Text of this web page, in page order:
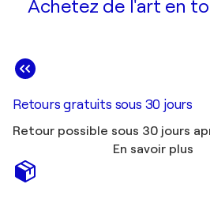
Achetez de l'art en
Retours gratuits sous 30 jours
Retour possible sous 30 jours
En savoir plus